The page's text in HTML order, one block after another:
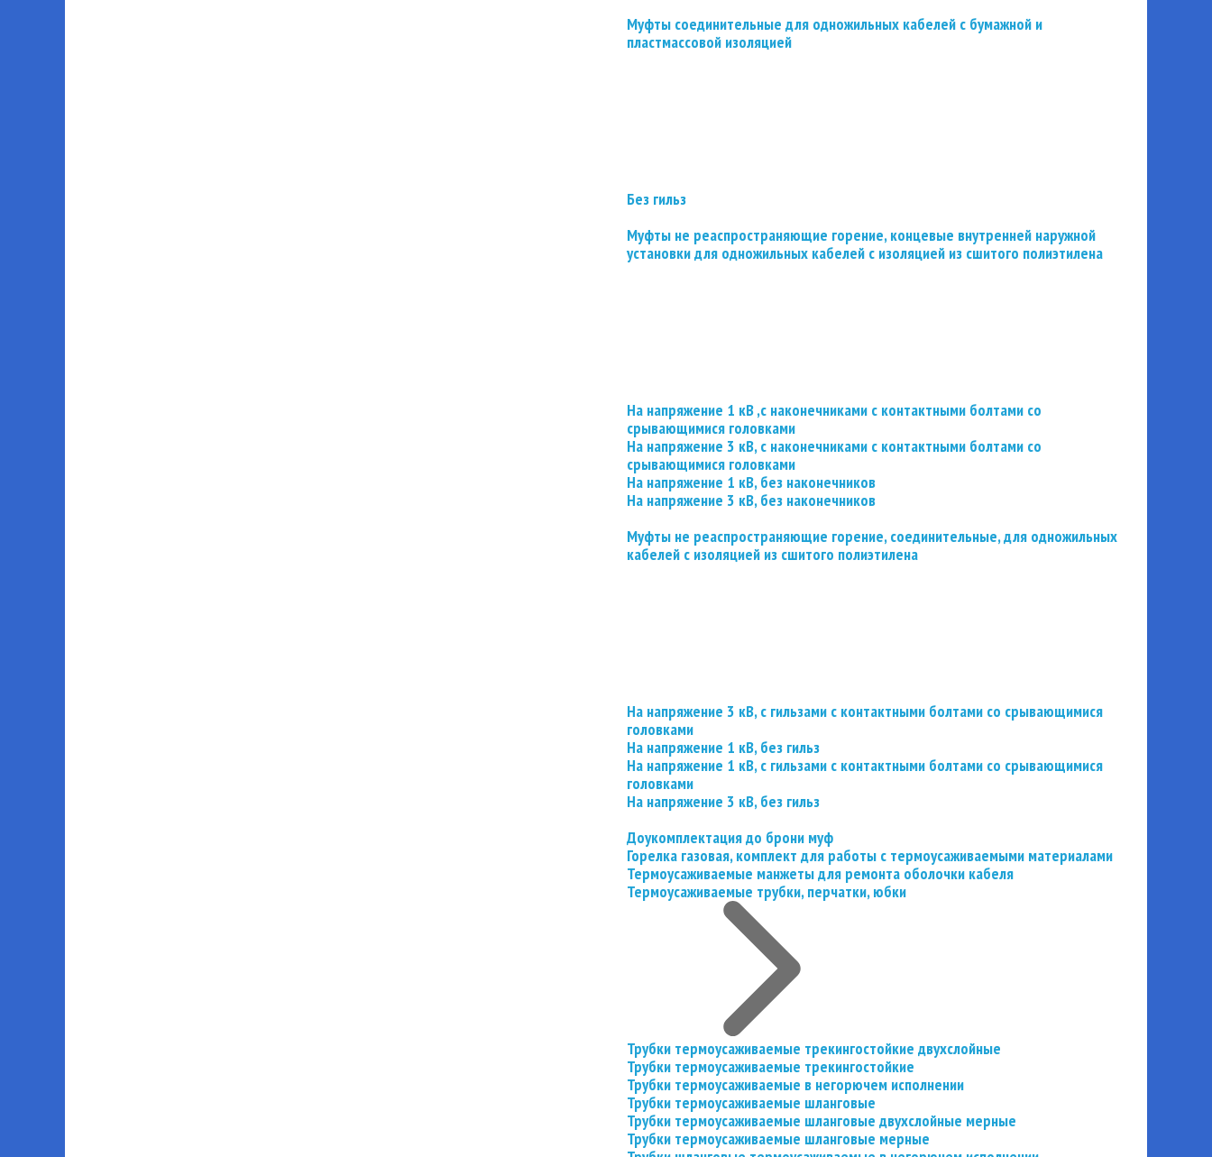
Муфты соединительные для одножильных кабелей с бумажной и
пластмассовой изоляцией
Без гильз
Муфты не реаспространяющие горение, концевые внутренней наружной
установки для одножильных кабелей с изоляцией из сшитого полиэтилена
На напряжение 1 кВ ,с наконечниками с контактными болтами со
срывающимися головками
На напряжение 3 кВ, с наконечниками с контактными болтами со
срывающимися головками
На напряжение 1 кВ, без наконечников
На напряжение 3 кВ, без наконечников
Муфты не реаспространяющие горение, соединительные, для одножильных
кабелей с изоляцией из сшитого полиэтилена
На напряжение 3 кВ, с гильзами с контактными болтами со срывающимися
головками
На напряжение 1 кВ, без гильз
На напряжение 1 кВ, с гильзами с контактными болтами со срывающимися
головками
На напряжение 3 кВ, без гильз
Доукомплектация до брони муф
Горелка газовая, комплект для работы с термоусаживаемыми материалами
Термоусаживаемые манжеты для ремонта оболочки кабеля
Термоусаживаемые трубки, перчатки, юбки
Трубки термоусаживаемые трекингостойкие двухслойные
Трубки термоусаживаемые трекингостойкие
Трубки термоусаживаемые в негорючем исполнении
Трубки термоусаживаемые шланговые
Трубки термоусаживаемые шланговые двухслойные мерные
Трубки термоусаживаемые шланговые мерные